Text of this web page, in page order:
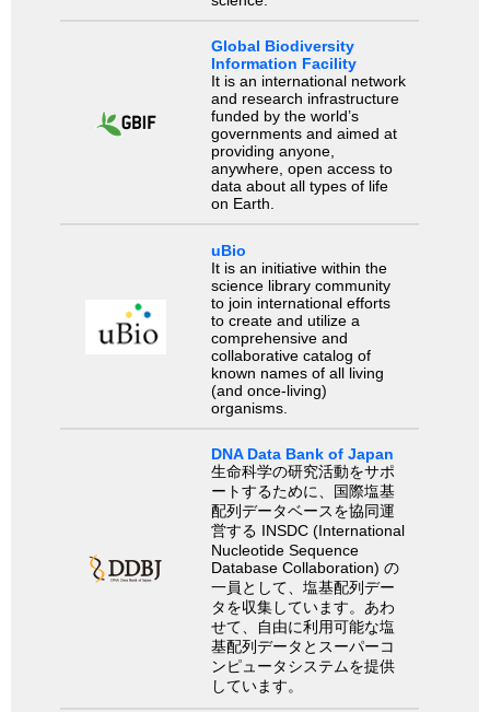
Global Biodiversity
Information Facility
It is an international network
and research infrastructure
funded by the world’s
governments and aimed at
providing anyone,
anywhere, open access to
data about all types of life
on Earth.
uBio
It is an initiative within the
science library community
to join international efforts
to create and utilize a
comprehensive and
collaborative catalog of
known names of all living
(and once-living)
organisms.
DNA Data Bank of Japan
生命科学の研究活動をサポ
ートするために、国際塩基
配列データベースを協同運
営する INSDC (International
Nucleotide Sequence
Database Collaboration) の
一員として、塩基配列デー
タを収集しています。あわ
せて、自由に利用可能な塩
基配列データとスーパーコ
ンピュータシステムを提供
しています。